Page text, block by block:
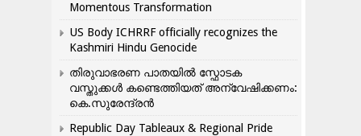
Momentous Transformation
US Body ICHRRF officially recognizes the
Kashmiri Hindu Genocide
തിരുവാഭരണ പാതയിൽ സ്ഫോടക
വസ്തുക്കൾ കണ്ടെത്തിയത് അന്വേഷിക്കണം:
കെ.സുരേന്ദ്രൻ
Republic Day Tableaux & Regional Pride